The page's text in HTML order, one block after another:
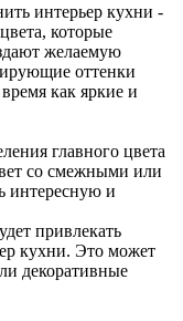
интерьер кухни -
которые
желаемую
оттенки
как яркие и
главного цвета
со смежными или
интересную и
привлекать
кухни. Это может
декоративные